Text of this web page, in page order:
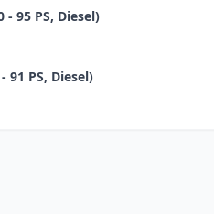
- 95 PS, Diesel)
91 PS, Diesel)